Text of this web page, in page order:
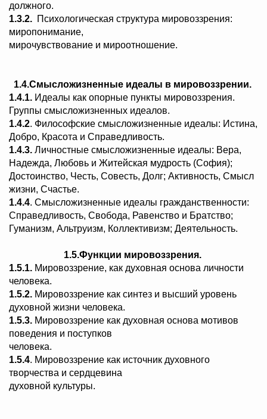
должного.
1.3.2. Психологическая структура мировоззрения:
миропонимание,
мирочувствование и мироотношение.
1.4.Смысложизненные идеалы в мировоззрении.
1.4.1. Идеалы как опорные пункты мировоззрения.
Группы смысложизненных идеалов.
1.4.2. Философские смысложизненные идеалы: Истина,
Добро, Красота и Справедливость.
1.4.3. Личностные смысложизненные идеалы: Вера,
Надежда, Любовь и Житейская мудрость (София);
Достоинство, Честь, Совесть, Долг; Активность, Смысл
жизни, Счастье.
1.4.4. Смысложизненные идеалы гражданственности:
Справедливость, Свобода, Равенство и Братство;
Гуманизм, Альтруизм, Коллективизм; Деятельность.
1.5.Функции мировоззрения.
1.5.1. Мировоззрение, как духовная основа личности
человека.
1.5.2. Мировоззрение как синтез и высший уровень
духовной жизни человека.
1.5.3. Мировоззрение как духовная основа мотивов
поведения и поступков
человека.
1.5.4. Мировоззрение как источник духовного
творчества и сердцевина
духовной культуры.